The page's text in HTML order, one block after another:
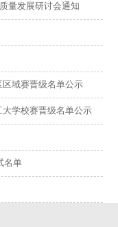
量发展研讨会通知
域赛晋级名单公示
学校赛晋级名单公示
名单